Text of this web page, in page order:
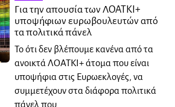
Για την απουσία των ΛΟΑΤΚΙ+
υποψήφιων ευρωβουλευτών από
τα πολιτικά πάνελ
Το ότι δεν βλέπουμε κανένα από τα
ανοικτά ΛΟΑΤΚΙ+ άτομα που είναι
υποψήφια στις Ευρωεκλογές, να
συμμετέχουν στα διάφορα πολιτικά
πάνελ που